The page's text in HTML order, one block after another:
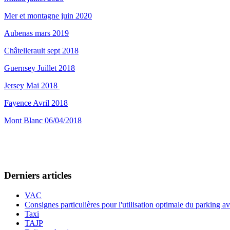
Mer et montagne juin 2020
Aubenas mars 2019
Châtellerault sept 2018
Guernsey Juillet 2018
Jersey Mai 2018
Fayence Avril 2018
Mont Blanc 06/04/2018
Derniers articles
VAC
Consignes particulières pour l'utilisation optimale du parking
Taxi
TAJP